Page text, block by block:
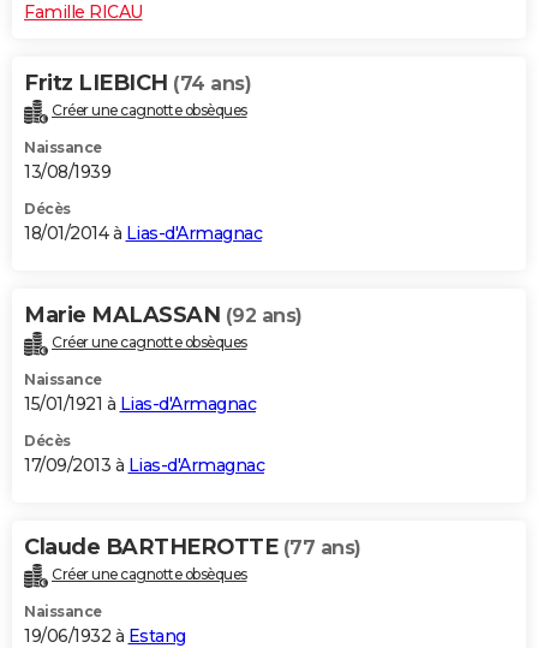
Famille RICAU
Fritz LIEBICH (74 ans)
Créer une cagnotte obsèques
Naissance
13/08/1939
Décès
18/01/2014 à Lias-d'Armagnac
Marie MALASSAN (92 ans)
Créer une cagnotte obsèques
Naissance
15/01/1921 à Lias-d'Armagnac
Décès
17/09/2013 à Lias-d'Armagnac
Claude BARTHEROTTE (77 ans)
Créer une cagnotte obsèques
Naissance
19/06/1932 à Estang